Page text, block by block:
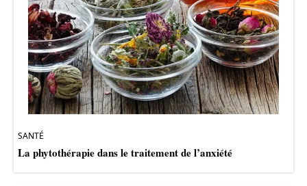
SANTÉ
La phytothérapie dans le traitement de l’anxiété